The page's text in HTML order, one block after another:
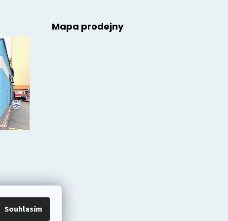
Souhlasím
Mapa prodejny